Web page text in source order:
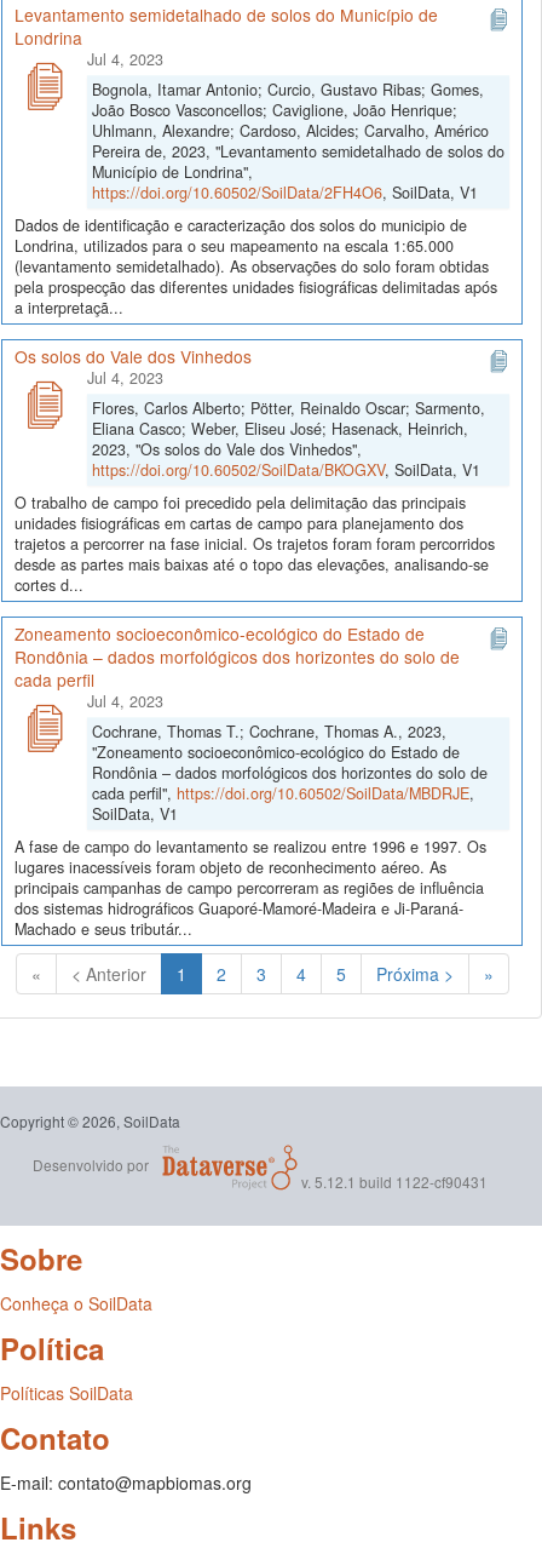
Levantamento semidetalhado de solos do Município de
Londrina
Jul 4, 2023
Bognola, Itamar Antonio; Curcio, Gustavo Ribas; Gomes,
João Bosco Vasconcellos; Caviglione, João Henrique;
Uhlmann, Alexandre; Cardoso, Alcides; Carvalho, Américo
Pereira de, 2023, "Levantamento semidetalhado de solos do
Município de Londrina",
https://doi.org/10.60502/SoilData/2FH4O6, SoilData, V1
Dados de identificação e caracterização dos solos do municipio de
Londrina, utilizados para o seu mapeamento na escala 1:65.000
(levantamento semidetalhado). As observações do solo foram obtidas
pela prospecção das diferentes unidades fisiográficas delimitadas após
a interpretaçã...
Os solos do Vale dos Vinhedos
Jul 4, 2023
Flores, Carlos Alberto; Pötter, Reinaldo Oscar; Sarmento,
Eliana Casco; Weber, Eliseu José; Hasenack, Heinrich,
2023, "Os solos do Vale dos Vinhedos",
https://doi.org/10.60502/SoilData/BKOGXV, SoilData, V1
O trabalho de campo foi precedido pela delimitação das principais
unidades fisiográficas em cartas de campo para planejamento dos
trajetos a percorrer na fase inicial. Os trajetos foram foram percorridos
desde as partes mais baixas até o topo das elevações, analisando-se
cortes d...
Zoneamento socioeconômico-ecológico do Estado de
Rondônia – dados morfológicos dos horizontes do solo de
cada perfil
Jul 4, 2023
Cochrane, Thomas T.; Cochrane, Thomas A., 2023,
"Zoneamento socioeconômico-ecológico do Estado de
Rondônia – dados morfológicos dos horizontes do solo de
cada perfil", https://doi.org/10.60502/SoilData/MBDRJE,
SoilData, V1
A fase de campo do levantamento se realizou entre 1996 e 1997. Os
lugares inacessíveis foram objeto de reconhecimento aéreo. As
principais campanhas de campo percorreram as regiões de influência
dos sistemas hidrográficos Guaporé-Mamoré-Madeira e Ji-Paraná-
Machado e seus tributár...
« < Anterior 1 (Atual)
2 3 4 5 Próxima > »
Copyright © 2026, SoilData
Desenvolvido por
v. 5.12.1 build 1122-cf90431
Sobre
Conheça o SoilData
Política
Políticas SoilData
Contato
E-mail: contato@mapbiomas.org
Links